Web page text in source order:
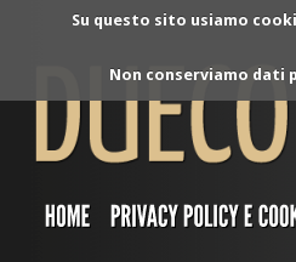
Su questo sito usiamo
Non conserviamo dati